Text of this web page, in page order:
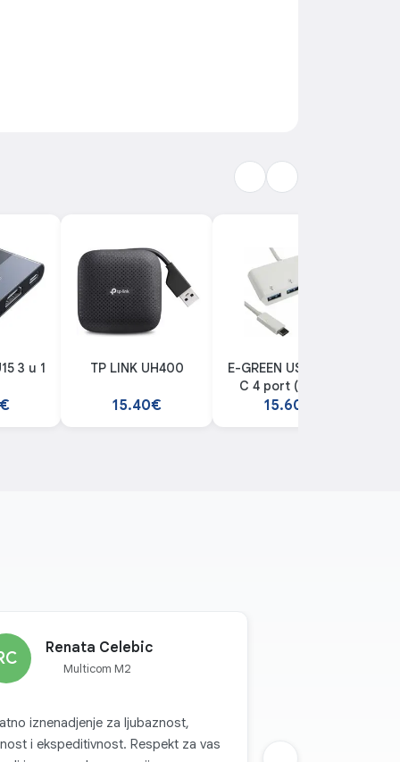
3 u 1 TP LINK UH400
15.40€
E-GREEN USB 3.1 tip
C 4 port (Bijela)
15.60€
Renata Celebic
Multicom M2
iznenadjenje za ljubaznost,
i ekspeditivnost. Respekt za vas